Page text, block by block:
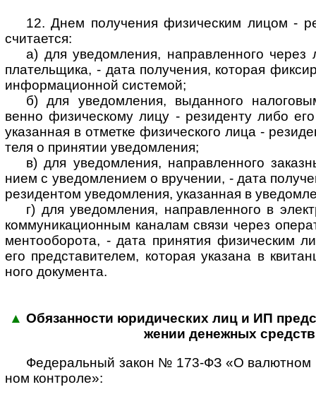
12. Днем получения физическим лицом -
счи­та­ется:
а) для уведомления, направленного через
пла­тель­щика, - дата полу­че­ния, кото­рая
инфор­ма­ци­он­ной сис­темой;
б) для уведомления, выданного
венно физи­чес­кому лицу - рези­денту либо
ука­зан­ная в отме­тке физи­чес­кого лица -
теля о при­ня­тии уве­дом­ле­ния;
в) для уведомления, направленного
нием с уве­дом­ле­нием о вру­че­нии, - дата
рези­ден­том уве­дом­ле­ния, ука­зан­ная в
г) для уведомления, направленного в
ком­му­ни­ка­ци­он­ным кана­лам связи через
мен­то­обо­рота, - дата при­ня­тия физи­чес­ким
его пред­ста­ви­те­лем, кото­рая ука­зана в
ного доку­мента.
▲ Обязанности юридических лиц и ИП
же­нии денеж­ных средств
Федеральный закон № 173-ФЗ «О валютном
ном конт­роле»: